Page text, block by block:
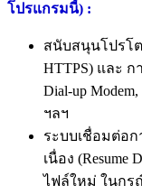
โปรแกรมนี้) :
สนับสนุนโปรโต
HTTPS) และ ก
Dial-up
ฯลฯ
ระบบเชื่อมต่อก
เนื่อง
ไฟล์ใหม่ ในกร